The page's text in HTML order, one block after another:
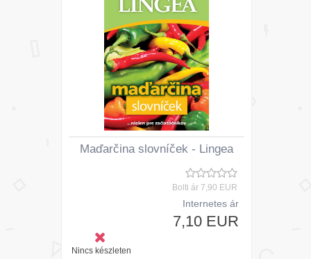
Maďarčina slovníček - Lingea
Bolti ár 7,90 EUR
Internetes ár
7,10 EUR
Nincs készleten